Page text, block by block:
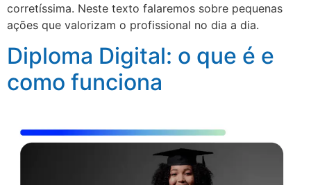
corretíssima. Neste texto falaremos sobre pequenas
ações que valorizam o profissional no dia a dia.
Diploma Digital: o que é e
como funciona